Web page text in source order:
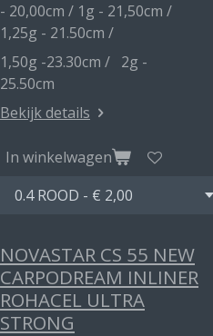
- 20,00cm / 1g - 21,50cm /
1,25g - 21.50cm /
1,50g -23.30cm / 2g -
25.50cm
Bekijk details
In winkelwagen
NOVASTAR CS 55 NEW
CARPODREAM INLINER
ROHACEL ULTRA
STRONG